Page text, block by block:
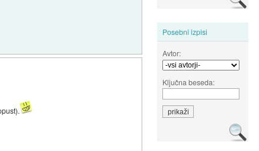
Posebni izpisi
Avtor:
Ključna beseda: